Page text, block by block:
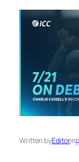
Written byEditorin